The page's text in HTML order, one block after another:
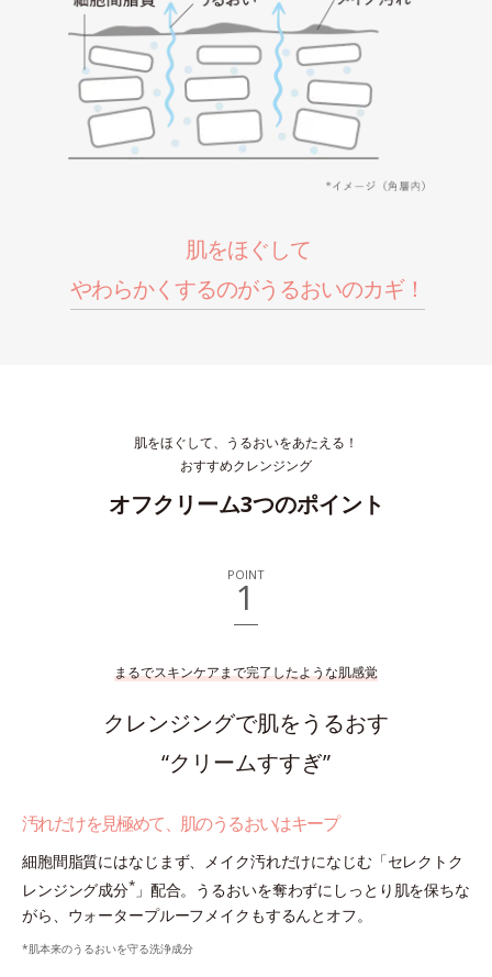
肌をほぐして
やわらかくするのがうるおいのカギ！
肌をほぐして、うるおいをあたえる！
おすすめクレンジング
オフクリーム3つのポイント
POINT
1
まるでスキンケアまで完了したような肌感覚
クレンジングで肌をうるおす
“クリームすすぎ”
汚れだけを見極めて、肌のうるおいはキープ
細胞間脂質にはなじまず、メイク汚れだけになじむ「セレクトク
レンジング成分*」配合。うるおいを奪わずにしっとり肌を保ちな
がら、ウォータープルーフメイクもするんとオフ。
*肌本来のうるおいを守る洗浄成分